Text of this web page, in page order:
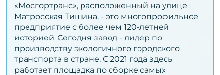
«Мосгортранс», расположенный на улице
Матросская Тишина, - это многопрофильное
предприятие с более чем 120-летней
историей. Сегодня завод - лидер по
производству экологичного городского
транспорта в стране. С 2021 года здесь
работает площадка по сборке самых